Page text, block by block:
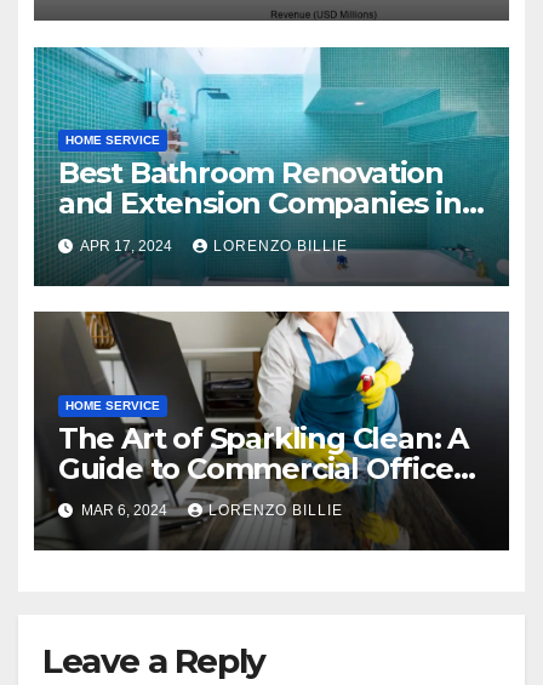
HOME SERVICE
Best Bathroom Renovation
and Extension Companies in
Melbourne, Australia
APR 17, 2024 LORENZO BILLIE
HOME SERVICE
The Art of Sparkling Clean: A
Guide to Commercial Office
Cleaning
MAR 6, 2024 LORENZO BILLIE
Leave a Reply